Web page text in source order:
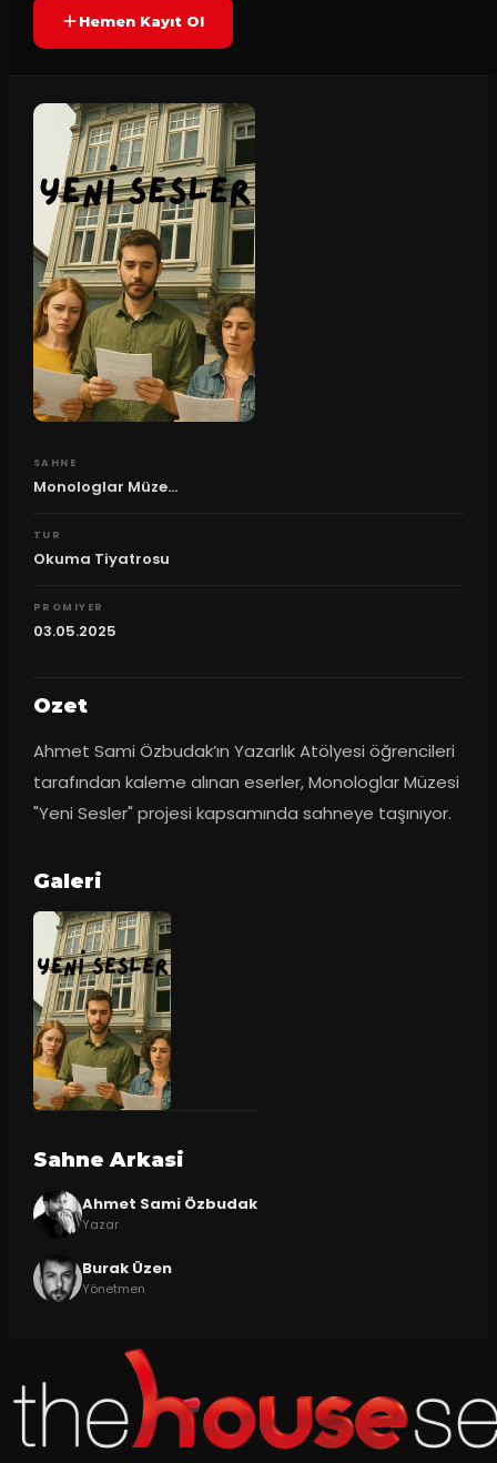
Hemen Kayıt Ol
SAHNE
Monologlar Müze...
TUR
Okuma Tiyatrosu
PROMIYER
03.05.2025
Ozet
Ahmet Sami Özbudak’ın Yazarlık Atölyesi öğrencileri
tarafından kaleme alınan eserler, Monologlar Müzesi
"Yeni Sesler" projesi kapsamında sahneye taşınıyor.
Galeri
Sahne Arkasi
Ahmet Sami Özbudak
Yazar
Burak Üzen
Yönetmen